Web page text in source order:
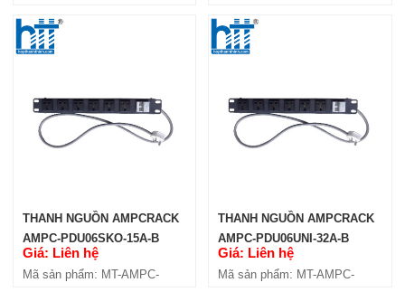
THANH NGUỒN AMPCRACK
AMPC-PDU06SKO-15A-B
Giá: Liên hệ
Mã sản phẩm: MT-AMPC-
THANH NGUỒN AMPCRACK
AMPC-PDU06UNI-32A-B
Giá: Liên hệ
Mã sản phẩm: MT-AMPC-